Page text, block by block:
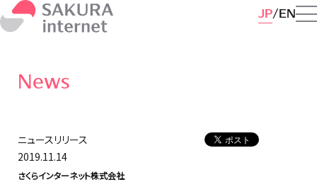
JP EN
News
ニュースリリース
2019.11.14
さくらインターネット株式会社